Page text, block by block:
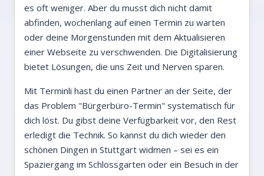
es oft weniger. Aber du musst dich nicht damit
abfinden, wochenlang auf einen Termin zu warten
oder deine Morgenstunden mit dem Aktualisieren
einer Webseite zu verschwenden. Die Digitalisierung
bietet Lösungen, die uns Zeit und Nerven sparen.
Mit Terminli hast du einen Partner an der Seite, der
das Problem "Bürgerbüro-Termin" systematisch für
dich löst. Du gibst deine Verfügbarkeit vor, den Rest
erledigt die Technik. So kannst du dich wieder den
schönen Dingen in Stuttgart widmen – sei es ein
Spaziergang im Schlossgarten oder ein Besuch in der